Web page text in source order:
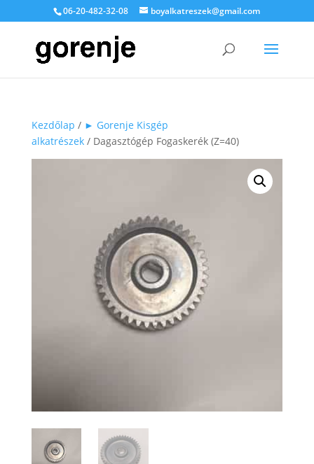
06-20-482-32-08 boyalkatreszek@gmail.com
Kezdőlap / ► Gorenje Kisgép
alkatrészek/ Dagasztógép Fogaskerék (Z=40)